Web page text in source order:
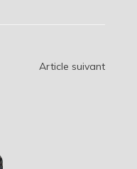
Article suivant